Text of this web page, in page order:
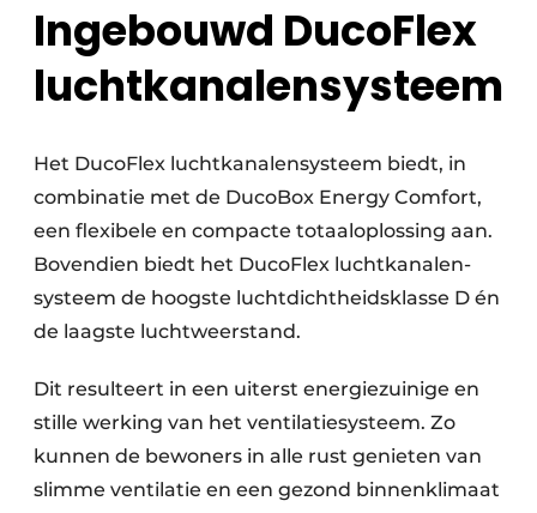
Ingebouwd DucoFlex
luchtkanalensysteem
Het DucoFlex luchtkanalensysteem biedt, in
combi­natie met de DucoBox Energy Comfort,
een flexi­bele en compacte totaal­oplossing aan.
Boven­dien biedt het DucoFlex lucht­kanalen­
systeem de hoog­ste lucht­dichtheidsklasse D én
de laagste luchtweerstand.
Dit resulteert in een uiterst energiezuinige en
stille werking van het ventilatiesysteem. Zo
kunnen de bewoners in alle rust genieten van
slimme ventilatie en een gezond binnenklimaat